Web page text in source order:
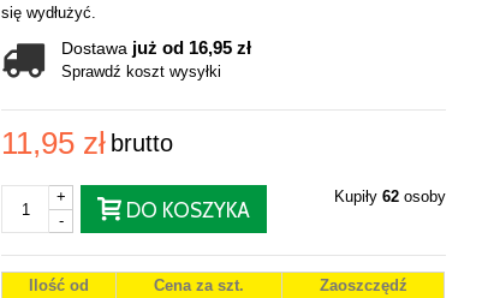
się wydłużyć.
Dostawa już od 16,95 zł
Sprawdź koszt wysyłki
11,95 zł brutto
-
+
DO KOSZYKA
Kupiły 62osoby
Ilość od Cena za szt.
Zaoszczędź